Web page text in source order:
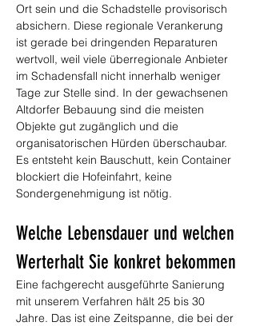
Ort sein und die Schadstelle provisorisch
absichern. Diese regionale Verankerung
ist gerade bei dringenden Reparaturen
wertvoll, weil viele überregionale Anbieter
im Schadensfall nicht innerhalb weniger
Tage zur Stelle sind. In der gewachsenen
Altdorfer Bebauung sind die meisten
Objekte gut zugänglich und die
organisatorischen Hürden überschaubar.
Es entsteht kein Bauschutt, kein Container
blockiert die Hofeinfahrt, keine
Sondergenehmigung ist nötig.
Welche Lebensdauer und welchen
Werterhalt Sie konkret bekommen
Eine fachgerecht ausgeführte Sanierung
mit unserem Verfahren hält 25 bis 30
Jahre. Das ist eine Zeitspanne, die bei der